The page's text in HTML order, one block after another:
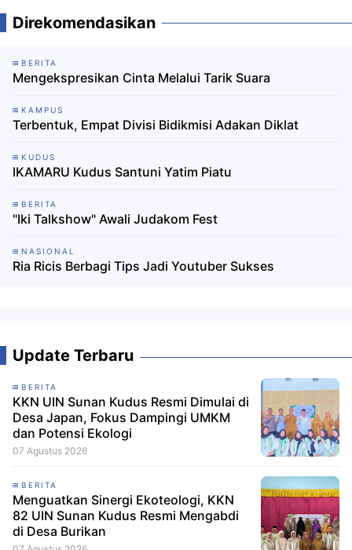
Direkomendasikan
BERITA
Mengekspresikan Cinta Melalui Tarik Suara
KAMPUS
Terbentuk, Empat Divisi Bidikmisi Adakan Diklat
KUDUS
IKAMARU Kudus Santuni Yatim Piatu
BERITA
"Iki Talkshow" Awali Judakom Fest
NASIONAL
Ria Ricis Berbagi Tips Jadi Youtuber Sukses
Update Terbaru
BERITA
KKN UIN Sunan Kudus Resmi Dimulai di
Desa Japan, Fokus Dampingi UMKM
dan Potensi Ekologi
07 Agustus 2026
BERITA
Menguatkan Sinergi Ekoteologi, KKN
82 UIN Sunan Kudus Resmi Mengabdi
di Desa Burikan